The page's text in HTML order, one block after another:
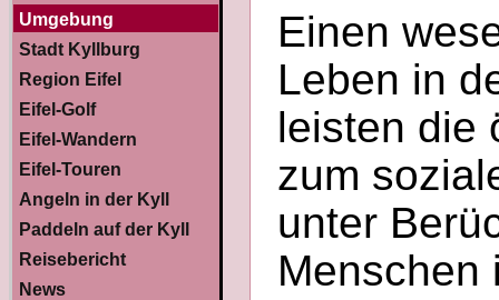
Umgebung
Stadt Kyllburg
Region Eifel
Eifel-Golf
Eifel-Wandern
Eifel-Touren
Angeln in der Kyll
Paddeln auf der Kyll
Reisebericht
News
Einen
Leben in
leisten die
zum
unter
Menschen